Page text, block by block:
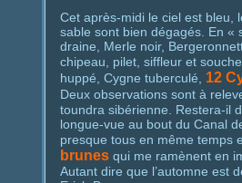
Cet après-midi le ciel est bleu,
sable sont bien dégagés. En «
draine, Merle noir,
chipeau, pilet, siffleur et
huppé, Cygne tuberculé, 12
Deux observations sont à
toundra sibérienne. Restera-il
longue-vue au bout du Canal
presque tous en même temps
brunesqui me ramènent en
Autant dire que l’automne est